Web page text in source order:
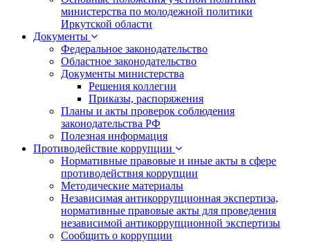
министерства по молодежной политики
Иркутской области
Документы
Федеральное законодательство
Областное законодательство
Документы министерства
Решения коллегии
Приказы, распоряжения
Планы и акты проверок соблюдения
законодательства РФ
Полезная информация
Противодействие коррупции
Нормативные правовые и иные акты в сфере
противодействия коррупции
Методические материалы
Независимая антикоррупционная экспертиза,
нормативные правовые акты для проведения
независимой антикоррупционной экспертизы
Сообщить о коррупции